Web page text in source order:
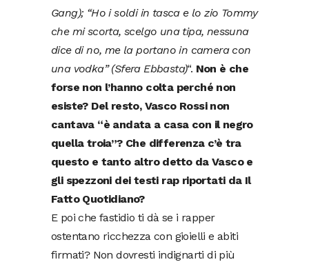
Gang); “Ho i soldi in tasca e lo zio Tommy
che mi scorta, scelgo una tipa, nessuna
dice di no, me la portano in camera con
una vodka” (Sfera Ebbasta)“. Non è che
forse non l’hanno colta perché non
esiste? Del resto, Vasco Rossi non
cantava “è andata a casa con il negro
quella troia”? Che differenza c’è tra
questo e tanto altro detto da Vasco e
gli spezzoni dei testi rap riportati da Il
Fatto Quotidiano?
E poi che fastidio ti dà se i rapper
ostentano ricchezza con gioielli e abiti
firmati? Non dovresti indignarti di più